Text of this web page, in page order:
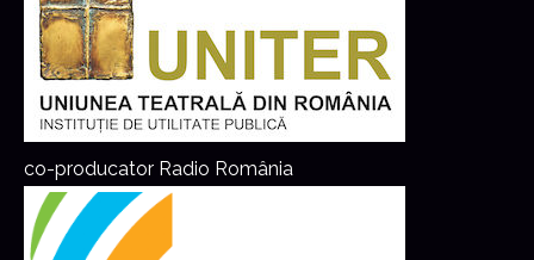
co-producator Radio România